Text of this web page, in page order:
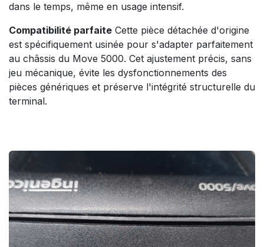
dans le temps, même en usage intensif.
Compatibilité parfaite Cette pièce détachée d'origine
est spécifiquement usinée pour s'adapter parfaitement
au châssis du Move 5000. Cet ajustement précis, sans
jeu mécanique, évite les dysfonctionnements des
pièces génériques et préserve l'intégrité structurelle du
terminal.